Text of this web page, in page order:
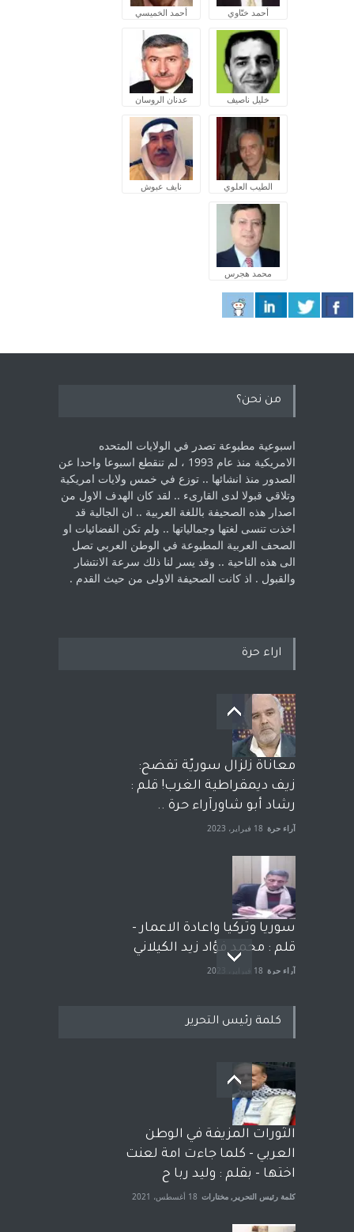
أحمد ختّاوي أحمد الخميسي
خليل ناصيف عدنان الروسان
الطيب العلوي نايف عبوش
محمد هجرس
من نحن؟
اسبوعية مطبوعة تصدر في الولايات المتحده
الامريكية منذ عام 1993 ، لم ‏تنقطع اسبوعا واحدا عن
الصدور منذ انشائها .. توزع في خمس ولايات امريكية
‏وتلاقي قبولا لدى القارىء ..‏ لقد كان الهدف الاول من
اصدار هذه الصحيفة باللغة العربية .. ان الجالية قد
اخذت ‏تنسى لغتها وجمالياتها .. ولم تكن الفضائيات او
الصحف العربية المطبوعة في الوطن ‏العربي تصل
الى هذه الناحية .. وقد يسر لنا ذلك سرعة الانتشار
والقبول . اذ كانت ‏الصحيفة الاولى من حيث القدم . ‏
اراء حرة
معاناة زلزال سوريّة تفضح:
زيف ديمقراطية الغرب! قلم :
رشاد أبو شاورآراء حرة ..
آراء حرة 18 فبراير، 2023
سوريا وتركيا واعادة الاعمار -
قلم : محمد فؤاد زيد الكيلاني
آراء حرة 18 فبراير، 2023
بعد معارك قضائية طاحنة كتب
وترافع فيها بنفسه مرة اخرى..
الشيخ طارق يوسف يقهر
الحكومة الأمريكية ، فأعطوه
الجنسية عن يد وهم صاغرون،
آراء حرة مختارات 7 أبريل، 2023
كلمة رئيس التحرير
الثورات المزيفة في الوطن
العربي - كلما جاءت امة لعنت
اختها - بقلم : وليد ربا ح
كلمة رئيس التحرير , مختارات 18 أغسطس، 2021